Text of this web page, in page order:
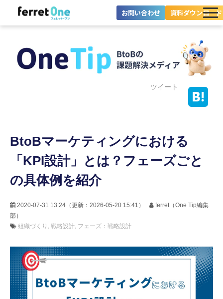
お問い合わせ 資料ダウンロード
ツール・機能一覧
料金プラン
セミナー
お役立ち情報
ツイート
BtoBマーケティングにおける
「KPI設計」とは？フェーズごと
の具体例を紹介
2020-07-31 13:24 （更新： 2026-05-20 15:41 ）
ferret（One Tip編集
部）
組織づくり
戦略設計 フェーズ：戦略設計